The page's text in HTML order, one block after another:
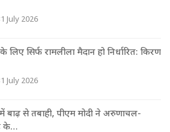
July 2026
के लिए सिर्फ रामलीला मैदान हो निर्धारित: किरण
July 2026
में बाढ़ से तबाही, पीएम मोदी ने अरुणाचल-
के…